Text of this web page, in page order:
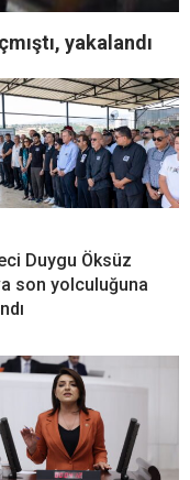
yakalandı
Duygu Öksüz
son yolculuğuna